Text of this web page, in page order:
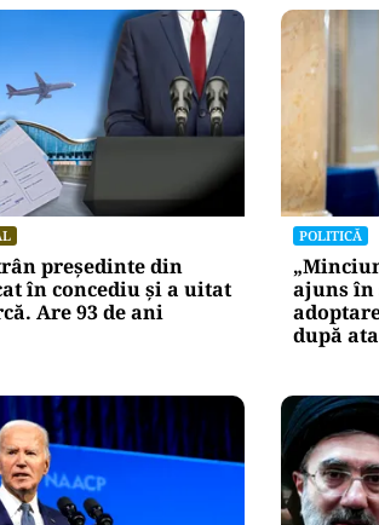
președinte din
în concediu și a uitat
Are 93 de ani
POLITICĂ
ajuns în
după